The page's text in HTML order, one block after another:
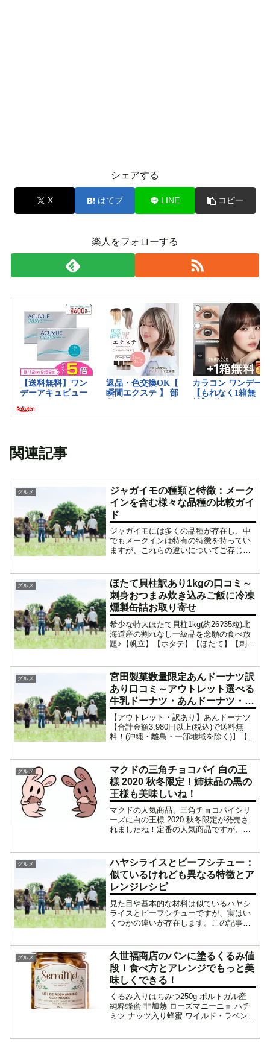
シェアする
X はてブ LINE コピー
楽人をフォローする
関連記事
グルメ
ジャガイモの種類と特徴：メーク
インを含む様々な品種の比較ガイ
ド
ジャガイモには多くの品種が存在し、中
でもメークインは特有の特徴を持ってい
ますが、これらの違いについてご存じで
品種が数多くあり、それぞれが独自の特
性を持っています。このガ...
グルメ
ほたて貝柱訳あり1kgの口コミ～
刺身おつまみ炊き込みご飯に冷凍
燻製缶詰お取り寄せ
希少な特大ほたて貝柱1kg(約26?35粒)北
海道産の割れなし一級品を念願の食べ放
題♪【帆立】【ホタテ】【ほたて】【刺
【刺身】希少な特大ほたて貝柱1kg(約26?
35粒)...
グルメ
宮田製菓数量限定あんドーナツ訳
あり口コミ～アウトレット選べる
牛乳ドーナツ・あんドーナツ・ハ
ニードーナツ・チョコクルーラー
ドーナツ・牛乳ドーナツ
【アウトレット・訳あり】あんドーナツ
【合計金額3,980円以上(税込)で送料無
料！(沖縄・離島・一部地域を除く)】【ア
縄・離島・一部地域を除く)】【アウトレ
ッ...
グルメ
マクドの三角チョコパイ 白の王
様 2020 秋冬限定！姉妹品の黒の
王様も美味しいね！
マクドの人気商品、三角チョコパイシリ
ーズに白の王様 2020 秋冬限定が発売さ
れましたね！定番の人気商品ですが、早
共に、実際に食べた人の感想を集めまし
た。「三角チョコパ...
グルメ
ハヤシライスとビーフシチュー：
似ているけれども異なる特徴とア
レンジレシピ
見た目や基本的な材料は似ているハヤシ
ライスとビーフシチューですが、実はい
くつかの違いが存在します。この記事で
それぞれの独自性について考察します。
さらに、異なるルーの使用...
グルメ
久世福商店のパンに塗るくるみ値
段！食べ方とアレンジでもっと美
味しくできる！
くるみ入りはちみつ250g ポルトガル産
純粋蜂蜜 非加熱 ローズマニーニョ ハチ
ミツ ナッツ入り蜂蜜 ワイルド・ラベンダ